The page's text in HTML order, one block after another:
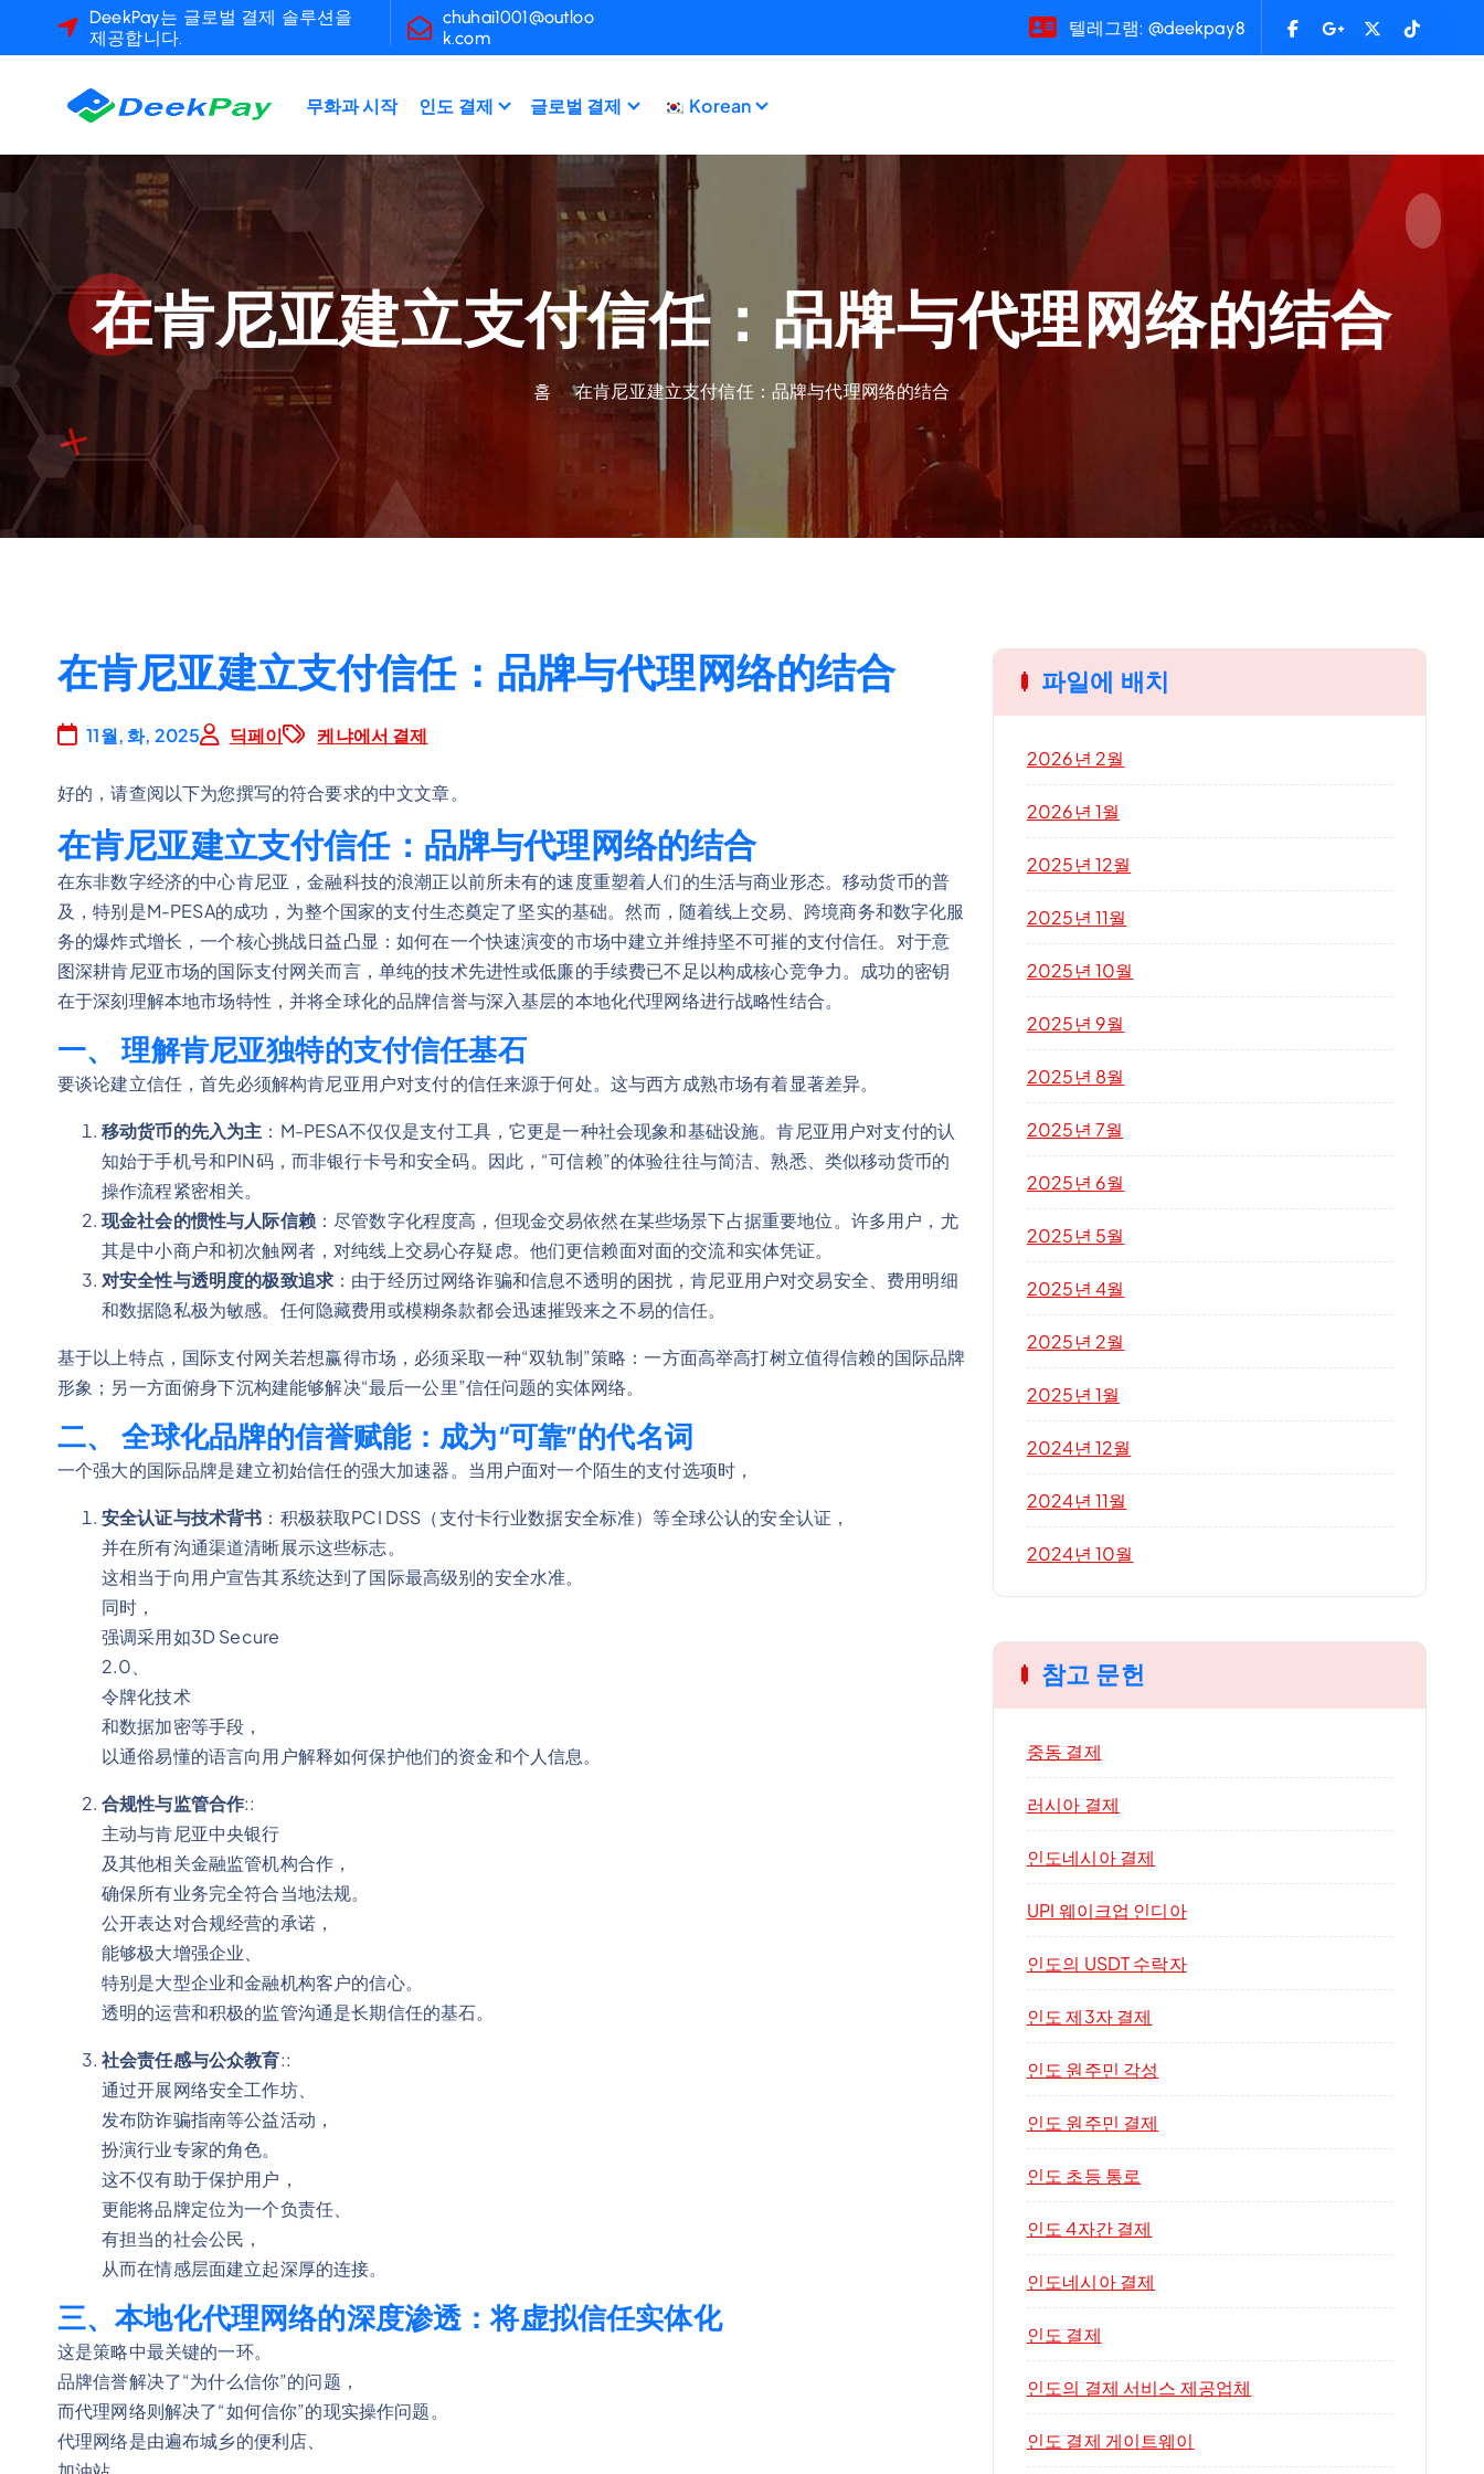
뛰
DeekPay는 글로벌 결제 솔루션을
제공합니다.
chuhai1001@outloo
k.com
텔레그램: @deekpay8
무화과 시작 인도 결제 글로벌 결제 Korean
在肯尼亚建立支付信任：品牌与代理网络的结合
홈 在肯尼亚建立支付信任：品牌与代理网络的结合
在肯尼亚建立支付信任：品牌与代理网络的结合
11월, 화, 2025 딕페이 케냐에서 결제
好的，请查阅以下为您撰写的符合要求的中文文章。
在肯尼亚建立支付信任：品牌与代理网络的结合
在东非数字经济的中心肯尼亚，金融科技的浪潮正以前所未有的速度重塑着人们的生活与商业形态。移动货币的普
及，特别是M-PESA的成功，为整个国家的支付生态奠定了坚实的基础。然而，随着线上交易、跨境商务和数字化服
务的爆炸式增长，一个核心挑战日益凸显：如何在一个快速演变的市场中建立并维持坚不可摧的支付信任。对于意
图深耕肯尼亚市场的国际支付网关而言，单纯的技术先进性或低廉的手续费已不足以构成核心竞争力。成功的密钥
在于深刻理解本地市场特性，并将全球化的品牌信誉与深入基层的本地化代理网络进行战略性结合。
一、 理解肯尼亚独特的支付信任基石
要谈论建立信任，首先必须解构肯尼亚用户对支付的信任来源于何处。这与西方成熟市场有着显著差异。
移动货币的先入为主 ：M-PESA不仅仅是支付工具，它更是一种社会现象和基础设施。肯尼亚用户对支付的认
知始于手机号和PIN码，而非银行卡号和安全码。因此，“可信赖”的体验往往与简洁、熟悉、类似移动货币的
操作流程紧密相关。
现金社会的惯性与人际信赖：尽管数字化程度高，但现金交易依然在某些场景下占据重要地位。许多用户，尤
其是中小商户和初次触网者，对纯线上交易心存疑虑。他们更信赖面对面的交流和实体凭证。
对安全性与透明度的极致追求 ：由于经历过网络诈骗和信息不透明的困扰，肯尼亚用户对交易安全、费用明细
和数据隐私极为敏感。任何隐藏费用或模糊条款都会迅速摧毁来之不易的信任。
基于以上特点，国际支付网关若想赢得市场，必须采取一种“双轨制”策略：一方面高举高打树立值得信赖的国际品牌
形象；另一方面俯身下沉构建能够解决“最后一公里”信任问题的实体网络。
二、 全球化品牌的信誉赋能：成为“可靠”的代名词
一个强大的国际品牌是建立初始信任的强大加速器。当用户面对一个陌生的支付选项时，
安全认证与技术背书 ：积极获取PCI DSS（支付卡行业数据安全标准）等全球公认的安全认证，
并在所有沟通渠道清晰展示这些标志。
这相当于向用户宣告其系统达到了国际最高级别的安全水准。
同时，
强调采用如3D Secure
2.0、
令牌化技术
和数据加密等手段，
以通俗易懂的语言向用户解释如何保护他们的资金和个人信息。
合规性与监管合作::
主动与肯尼亚中央银行
及其他相关金融监管机构合作，
确保所有业务完全符合当地法规。
公开表达对合规经营的承诺，
能够极大增强企业、
特别是大型企业和金融机构客户的信心。
透明的运营和积极的监管沟通是长期信任的基石。
社会责任感与公众教育::
通过开展网络安全工作坊、
发布防诈骗指南等公益活动，
扮演行业专家的角色。
这不仅有助于保护用户，
更能将品牌定位为一个负责任、
有担当的社会公民，
从而在情感层面建立起深厚的连接。
三、本地化代理网络的深度渗透：将虚拟信任实体化
这是策略中最关键的一环。
品牌信誉解决了“为什么信你”的问题，
而代理网络则解决了“如何信你”的现实操作问题。
代理网络是由遍布城乡的便利店、
파일에 배치
2026년 2월
2026년 1월
2025년 12월
2025년 11월
2025년 10월
2025년 9월
2025년 8월
2025년 7월
2025년 6월
2025년 5월
2025년 4월
2025년 2월
2025년 1월
2024년 12월
2024년 11월
2024년 10월
참고 문헌
중동 결제
러시아 결제
인도네시아 결제
UPI 웨이크업 인디아
인도의 USDT 수락자
인도 제3자 결제
인도 원주민 각성
인도 원주민 결제
인도 초등 통로
인도 4자간 결제
인도네시아 결제
인도 결제
인도의 결제 서비스 제공업체
인도 결제 게이트웨이